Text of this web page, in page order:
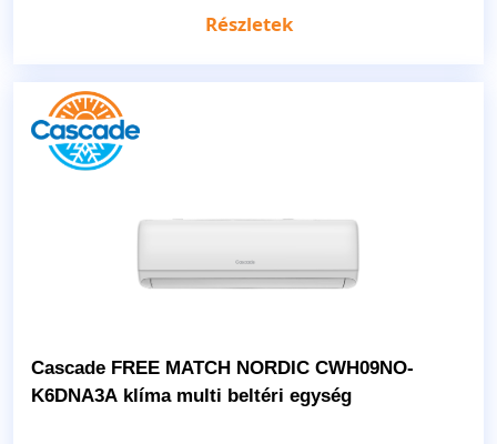
Részletek
Cascade FREE MATCH NORDIC CWH09NO-
K6DNA3A klíma multi beltéri egység